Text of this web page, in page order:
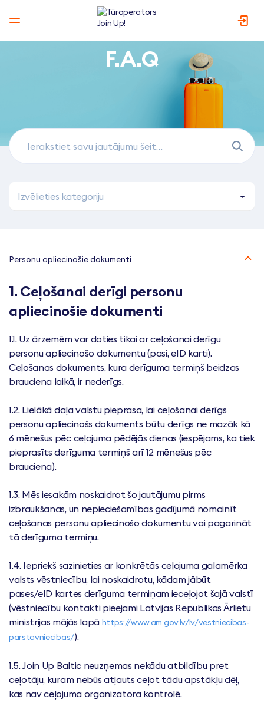
F.A.Q
Izvēlieties kategoriju
Personu apliecinošie dokumenti
1. Ceļošanai derīgi personu
apliecinošie dokumenti
1.1. Uz ārzemēm var doties tikai ar ceļošanai derīgu
personu apliecinošo dokumentu (pasi, eID karti).
Ceļošanas dokuments, kura derīguma termiņš beidzas
brauciena laikā, ir nederīgs.
1.2. Lielākā daļa valstu pieprasa, lai ceļošanai derīgs
personu apliecinošs dokuments būtu derīgs ne mazāk kā
6 mēnešus pēc ceļojuma pēdējās dienas (iespējams, ka tiek
pieprasīts derīguma termiņš arī 12 mēnešus pēc
brauciena).
1.3. Mēs iesakām noskaidrot šo jautājumu pirms
izbraukšanas, un nepieciešamības gadījumā nomainīt
ceļošanas personu apliecinošo dokumentu vai pagarināt
tā derīguma termiņu.
1.4. Iepriekš sazinieties ar konkrētās ceļojuma galamērķa
valsts vēstniecību, lai noskaidrotu, kādam jābūt
pases/eID kartes derīguma termiņam ieceļojot šajā valstī
(vēstniecību kontakti pieejami Latvijas Republikas Ārlietu
ministrijas mājās lapā https://www.am.gov.lv/lv/vestniecibas-
parstavniecibas/).
1.5. Join Up Baltic neuzņemas nekādu atbildību pret
ceļotāju, kuram nebūs atļauts ceļot tādu apstākļu dēļ,
kas nav ceļojuma organizatora kontrolē.